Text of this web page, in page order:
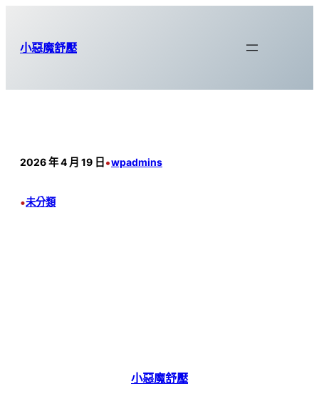
小惡魔舒壓
2026 年 4 月 19 日 •wpadmins
•未分類
小惡魔舒壓